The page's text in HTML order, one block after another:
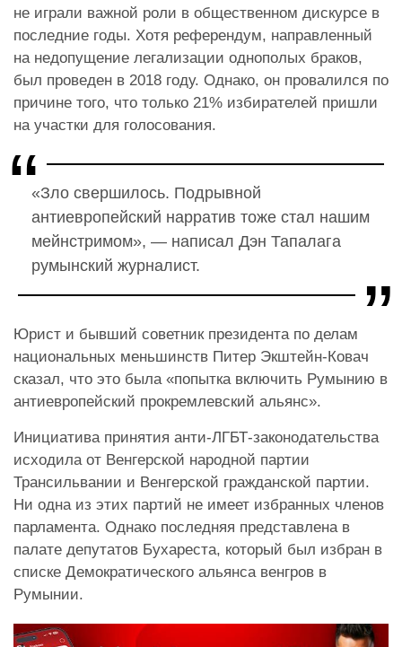
не играли важной роли в общественном дискурсе в
последние годы. Хотя референдум, направленный
на недопущение легализации однополых браков,
был проведен в 2018 году. Однако, он провалился по
причине того, что только 21% избирателей пришли
на участки для голосования.
«Зло свершилось. Подрывной
антиевропейский нарратив тоже стал нашим
мейнстримом», — написал Дэн Тапалага
румынский журналист.
Юрист и бывший советник президента по делам
национальных меньшинств Питер Экштейн-Ковач
сказал, что это была «попытка включить Румынию в
антиевропейский прокремлевский альянс».
Инициатива принятия анти-ЛГБТ-законодательства
исходила от Венгерской народной партии
Трансильвании и Венгерской гражданской партии.
Ни одна из этих партий не имеет избранных членов
парламента. Однако последняя представлена ​​в
палате депутатов Бухареста, который был избран в
списке Демократического альянса венгров в
Румынии.